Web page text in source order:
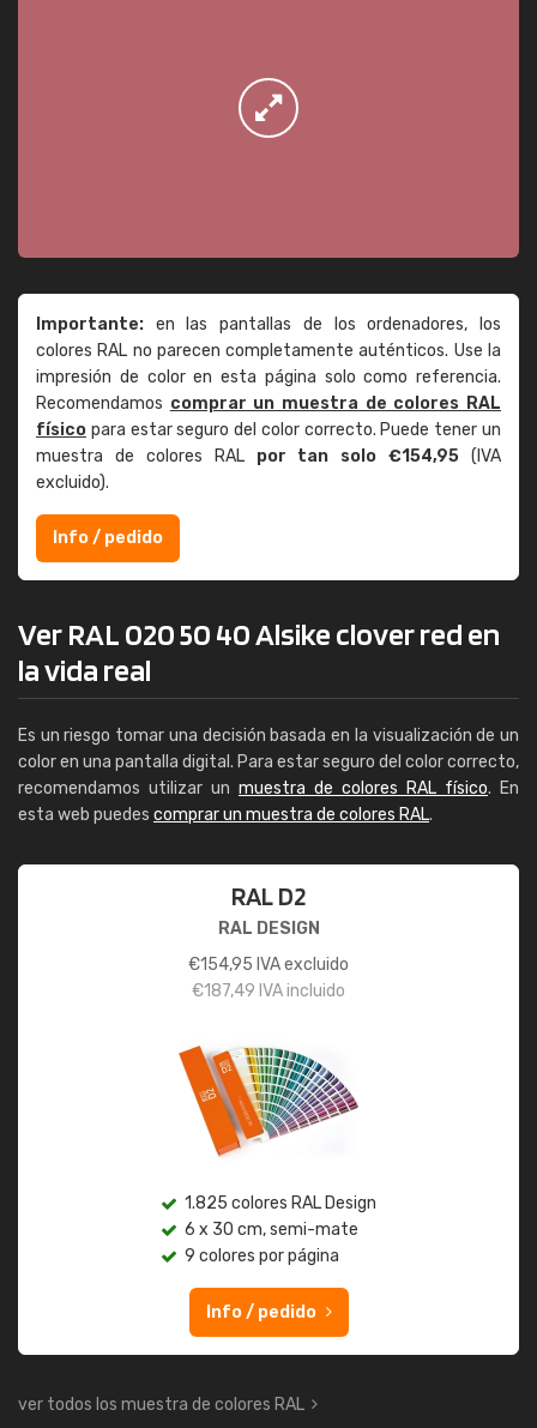
Importante: en las pantallas de los ordenadores, los
colores RAL no parecen completamente auténticos. Use la
impresión de color en esta página solo como referencia.
Recomendamos comprar un muestra de colores RAL
físico para estar seguro del color correcto. Puede tener un
muestra de colores RAL por tan solo €154,95 (IVA
excluido).
Info / pedido
Ver RAL 020 50 40 Alsike clover red en
la vida real
Es un riesgo tomar una decisión basada en la visualización de un
color en una pantalla digital. Para estar seguro del color correcto,
recomendamos utilizar un muestra de colores RAL físico. En
esta web puedes comprar un muestra de colores RAL.
RAL D2
RAL DESIGN
€154,95 IVA excluido
€187,49 IVA incluido
1.825 colores RAL Design
6 x 30 cm, semi-mate
9 colores por página
Info / pedido
ver todos los muestra de colores RAL